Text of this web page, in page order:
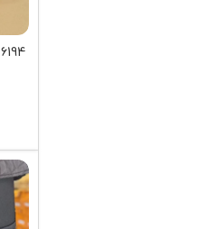
6194 – نيم بوت لژدار گوچي 6194